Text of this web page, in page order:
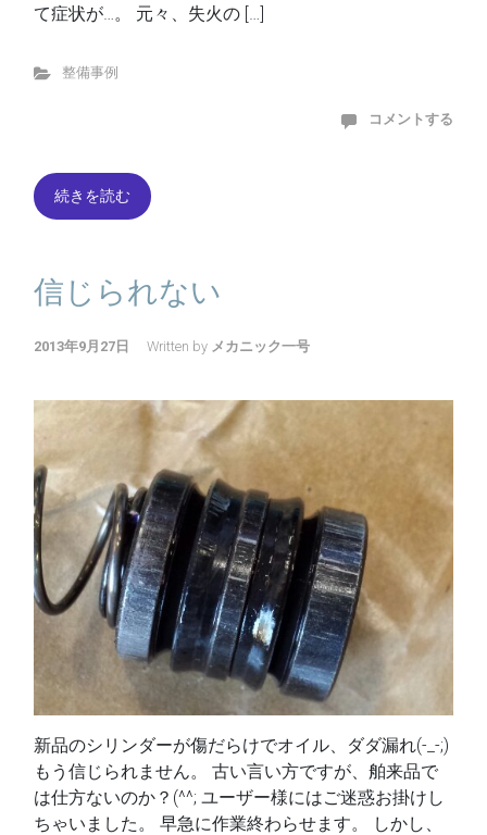
て症状が…。 元々、失火の […]
整備事例
コメントする
続きを読む
信じられない
2013年9月27日 Written by メカニック一号
新品のシリンダーが傷だらけでオイル、ダダ漏れ(-_-;)
もう信じられません。 古い言い方ですが、舶来品で
は仕方ないのか？(^^; ユーザー様にはご迷惑お掛けし
ちゃいました。 早急に作業終わらせます。 しかし、